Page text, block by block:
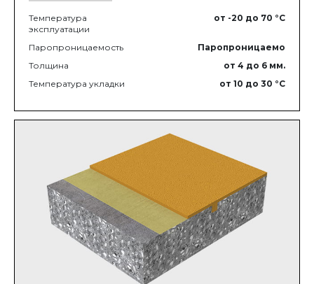
Температура
эксплуатации
от -20 до 70 °C
Паропроницаемость
Паропроницаемо
Толщина
от 4 до 6 мм.
Температура укладки
от 10 до 30 °C